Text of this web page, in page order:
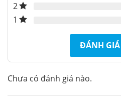
Alaska loại 2 ngăn (1 ngăn
riêng biệt thuộc phân khúc
lít. Tủ sử dụng gas R600A
điện năng, thích hợp cho
2
1
ĐÁNH
Chưa có đánh giá nào.